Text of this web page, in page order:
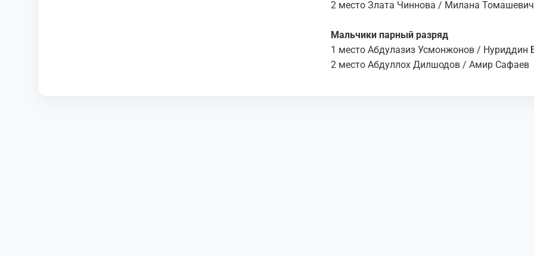
2 место Злата Чиннова / Милана Томашевич
Мальчики парный разряд
1 место Абдулазиз Усмонжонов / Нуриддин
2 место Абдуллох Дилшодов / Амир Сафаев